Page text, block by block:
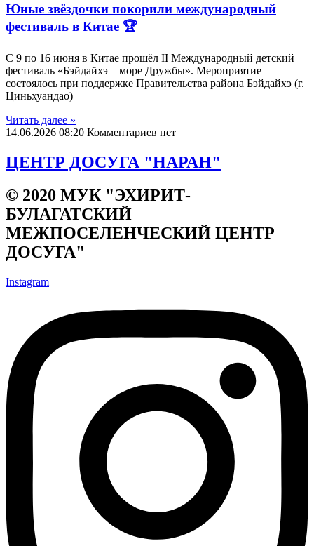
Юные звёздочки покорили международный
фестиваль в Китае 🏆
С 9 по 16 июня в Китае прошёл II Международный детский
фестиваль «Бэйдайхэ – море Дружбы». Мероприятие
состоялось при поддержке Правительства района Бэйдайхэ (г.
Циньхуандао)
Читать далеe »
14.06.2026 08:20 Комментариев нет
ЦЕНТР ДОСУГА "НАРАН"
© 2020 МУК "ЭХИРИТ-
БУЛАГАТСКИЙ
МЕЖПОСЕЛЕНЧЕСКИЙ ЦЕНТР
ДОСУГА"
Instagram